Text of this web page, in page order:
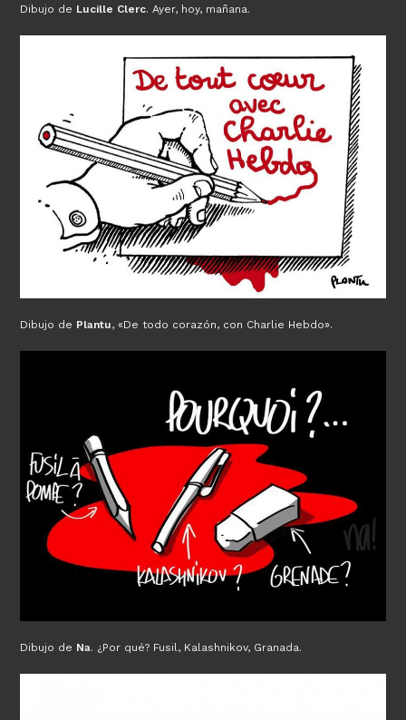
Dibujo de Lucille Clerc. Ayer, hoy, mañana.
Dibujo de Plantu, «De todo corazón, con Charlie Hebdo».
Dibujo de Na. ¿Por qué? Fusil, Kalashnikov, Granada.